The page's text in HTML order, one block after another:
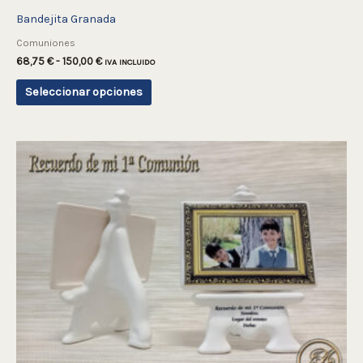
Bandejita Granada
Comuniones
68,75 € - 150,00 € IVA INCLUIDO
Seleccionar opciones
producto